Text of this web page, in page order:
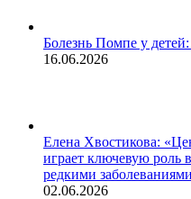
Болезнь Помпе у
16.06.2026
Елена Хвостикова:
играет ключевую роль
редкими
02.06.2026